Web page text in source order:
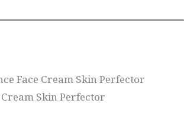
Face Cream Skin Perfector
Skin Perfector